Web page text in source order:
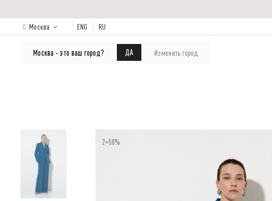
Москва
Москва - это ваш город? ДА Изменить город
ENG RU
КАТАЛОГ Лукбук О бренде
2=50%